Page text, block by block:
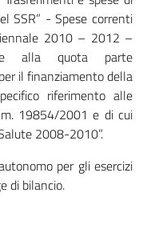
SSR” - Spese correnti
2010 – 2012 –
alla quota parte
il finanziamento della
riferimento alle
19854/2001 e di cui
2008-2010”.
per gli esercizi
di bilancio.